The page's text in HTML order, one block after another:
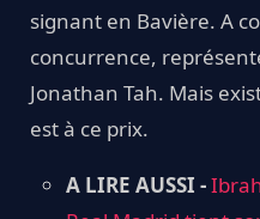
signant en Bavière. A
concurrence,
Jonathan Tah. Mais
est à ce prix.
A LIRE AUSSI -